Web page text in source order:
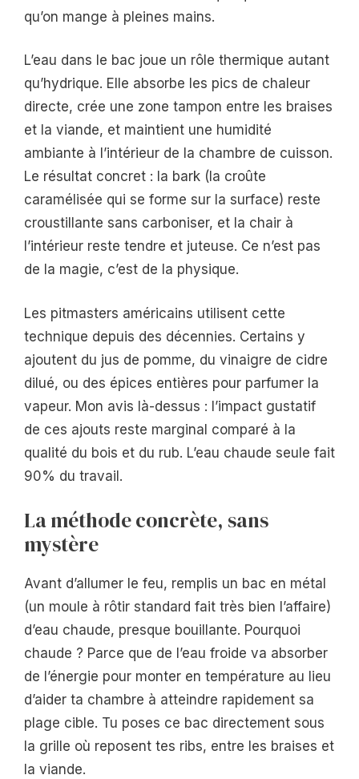
qu’on mange à pleines mains.
L’eau dans le bac joue un rôle thermique autant
qu’hydrique. Elle absorbe les pics de chaleur
directe, crée une zone tampon entre les braises
et la viande, et maintient une humidité
ambiante à l’intérieur de la chambre de cuisson.
Le résultat concret : la bark (la croûte
caramélisée qui se forme sur la surface) reste
croustillante sans carboniser, et la chair à
l’intérieur reste tendre et juteuse. Ce n’est pas
de la magie, c’est de la physique.
Les pitmasters américains utilisent cette
technique depuis des décennies. Certains y
ajoutent du jus de pomme, du vinaigre de cidre
dilué, ou des épices entières pour parfumer la
vapeur. Mon avis là-dessus : l’impact gustatif
de ces ajouts reste marginal comparé à la
qualité du bois et du rub. L’eau chaude seule fait
90% du travail.
La méthode concrète, sans
mystère
Avant d’allumer le feu, remplis un bac en métal
(un moule à rôtir standard fait très bien l’affaire)
d’eau chaude, presque bouillante. Pourquoi
chaude ? Parce que de l’eau froide va absorber
de l’énergie pour monter en température au lieu
d’aider ta chambre à atteindre rapidement sa
plage cible. Tu poses ce bac directement sous
la grille où reposent tes ribs, entre les braises et
la viande.